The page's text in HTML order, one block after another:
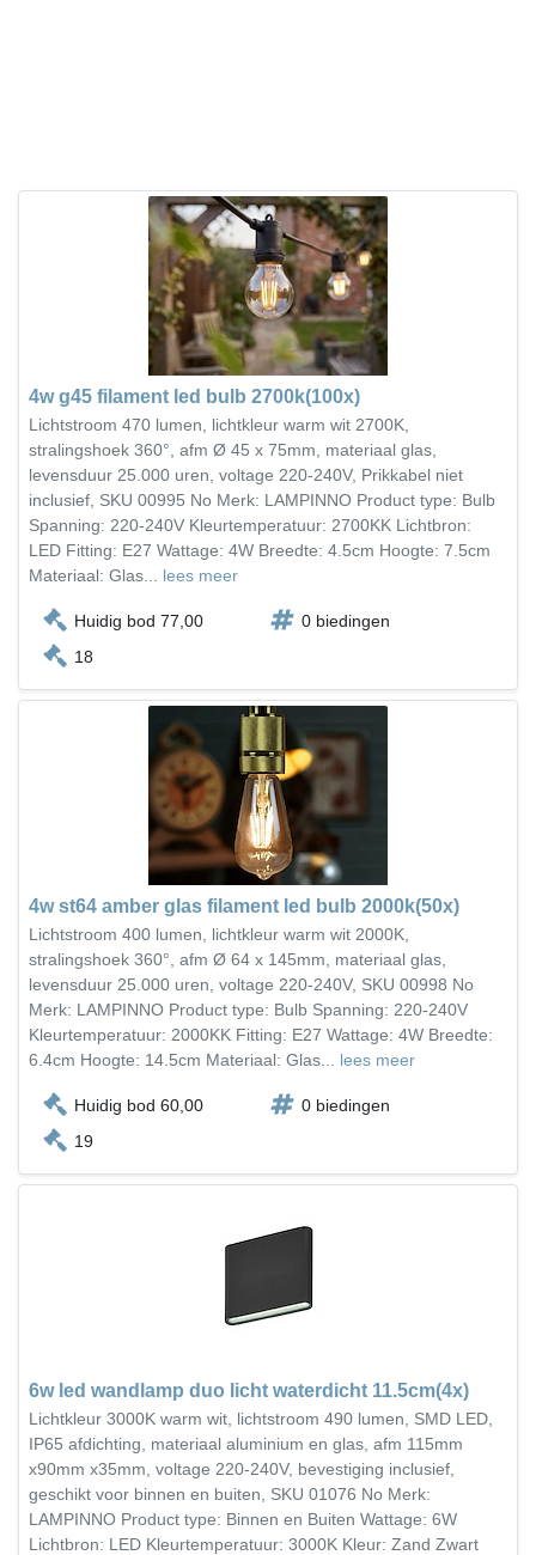
4w g45 filament led bulb 2700k(100x)
Lichtstroom 470 lumen, lichtkleur warm wit 2700K,
stralingshoek 360°, afm Ø 45 x 75mm, materiaal glas,
levensduur 25.000 uren, voltage 220-240V, Prikkabel niet
inclusief, SKU 00995 No Merk: LAMPINNO Product type: Bulb
Spanning: 220-240V Kleurtemperatuur: 2700KK Lichtbron:
LED Fitting: E27 Wattage: 4W Breedte: 4.5cm Hoogte: 7.5cm
Materiaal: Glas... lees meer
Huidig bod 77,00
0 biedingen
18
4w st64 amber glas filament led bulb 2000k(50x)
Lichtstroom 400 lumen, lichtkleur warm wit 2000K,
stralingshoek 360°, afm Ø 64 x 145mm, materiaal glas,
levensduur 25.000 uren, voltage 220-240V, SKU 00998 No
Merk: LAMPINNO Product type: Bulb Spanning: 220-240V
Kleurtemperatuur: 2000KK Fitting: E27 Wattage: 4W Breedte:
6.4cm Hoogte: 14.5cm Materiaal: Glas... lees meer
Huidig bod 60,00
0 biedingen
19
6w led wandlamp duo licht waterdicht 11.5cm(4x)
Lichtkleur 3000K warm wit, lichtstroom 490 lumen, SMD LED,
IP65 afdichting, materiaal aluminium en glas, afm 115mm
x90mm x35mm, voltage 220-240V, bevestiging inclusief,
geschikt voor binnen en buiten, SKU 01076 No Merk:
LAMPINNO Product type: Binnen en Buiten Wattage: 6W
Lichtbron: LED Kleurtemperatuur: 3000K Kleur: Zand Zwart